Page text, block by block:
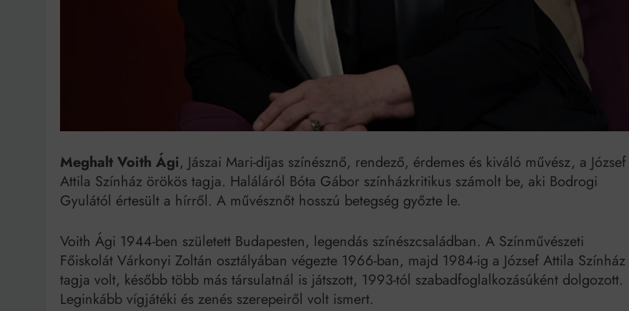
Mindenki a világot akarja uralni – de nem csak a 80-as években
Bitumenes lapostetők: a bevált technológia akkor működik, ha jól van felújítva
Meghalt Voith Ági, Jászai Mari-díjas színésznő, rendező, érdemes és kiváló művész, a József
Attila Színház örökös tagja. Haláláról Bóta Gábor színházkritikus számolt be, aki Bodrogi
Gyulától értesült a hírről. A művésznőt hosszú betegség győzte le.
Voith Ági 1944-ben született Budapesten, legendás színészcsaládban. A Színművészeti
Főiskolát Várkonyi Zoltán osztályában végezte 1966-ban, majd 1984-ig a József Attila Színház
tagja volt, később több más társulatnál is játszott, 1993-tól szabadfoglalkozásúként dolgozott.
Leginkább vígjátéki és zenés szerepeiről volt ismert.